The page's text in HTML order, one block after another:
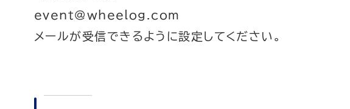
event@wheelog.com
メールが受信できるように設定してください。